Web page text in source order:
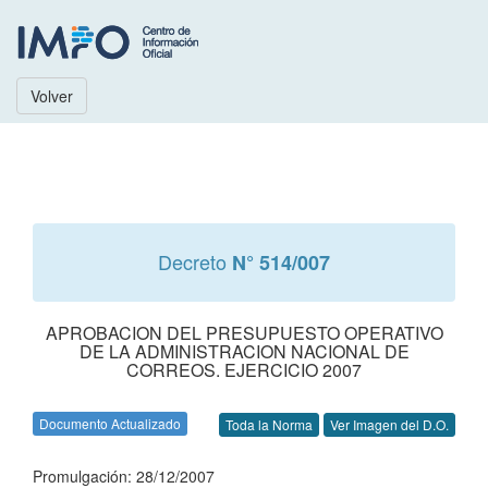
Volver
Decreto N° 514/007
APROBACION DEL PRESUPUESTO OPERATIVO
DE LA ADMINISTRACION NACIONAL DE
CORREOS. EJERCICIO 2007
Documento Actualizado Toda la Norma Ver Imagen del D.O.
Promulgación: 28/12/2007